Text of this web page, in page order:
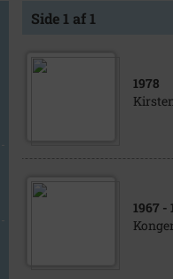
Side 1 af 1
1978
1967 -